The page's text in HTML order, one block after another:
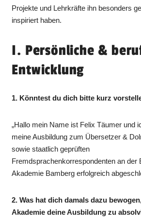
Projekte und Lehrkräfte ihn besonders
inspiriert haben.
I. Persönliche &
Entwicklung
1. Könntest du dich bitte kurz
„Hallo mein Name ist Felix Täumer und
meine Ausbildung zum Übersetzer &
sowie staatlich geprüften
Fremdsprachenkorrespondenten an der
Akademie Bamberg erfolgreich
2. Was hat dich damals dazu
Akademie deine Ausbildung zu